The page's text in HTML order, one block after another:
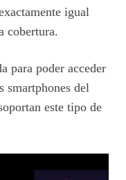
igual
cobertura.
para poder acceder
smartphones del
este tipo de